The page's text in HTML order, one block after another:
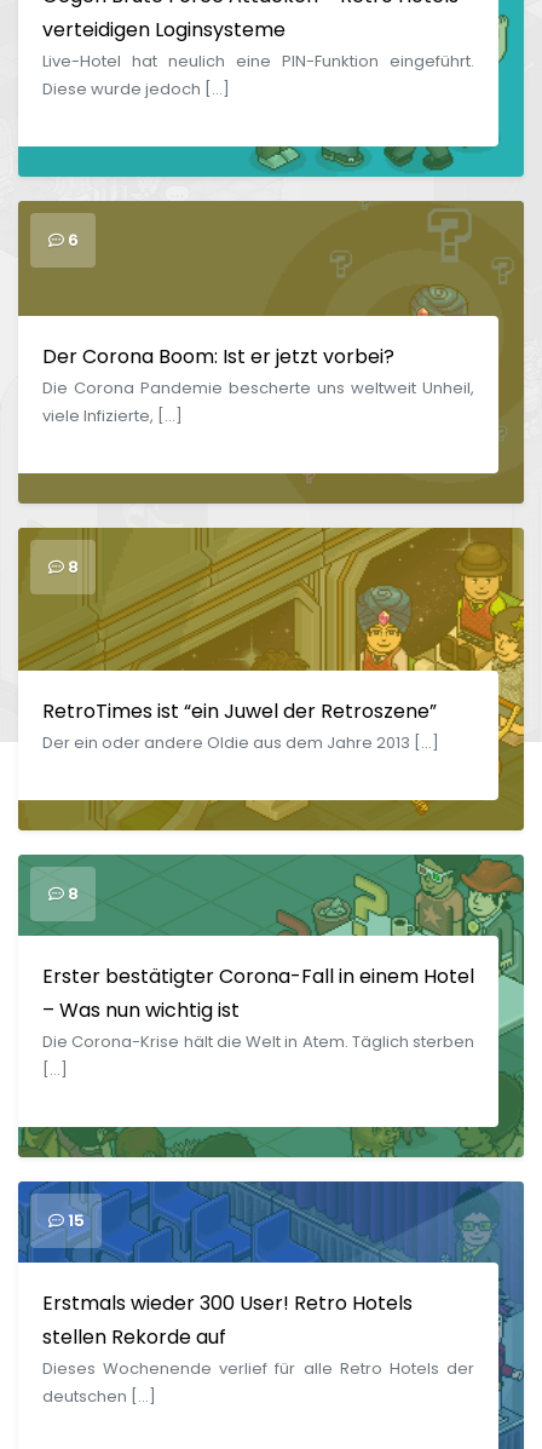
verteidigen Loginsysteme
Live-Hotel hat neulich eine PIN-Funktion eingeführt.
Diese wurde jedoch […]
6
Der Corona Boom: Ist er jetzt vorbei?
Die Corona Pandemie bescherte uns weltweit Unheil,
viele Infizierte, […]
8
RetroTimes ist “ein Juwel der Retroszene”
Der ein oder andere Oldie aus dem Jahre 2013 […]
8
Erster bestätigter Corona-Fall in einem Hotel
– Was nun wichtig ist
Die Corona-Krise hält die Welt in Atem. Täglich sterben
[…]
15
Erstmals wieder 300 User! Retro Hotels
stellen Rekorde auf
Dieses Wochenende verlief für alle Retro Hotels der
deutschen […]